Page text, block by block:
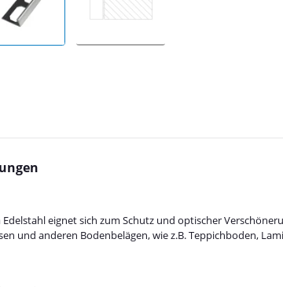
eignet sich zum Schutz und optischer
und anderen Bodenbelägen, wie z.B. Teppichboden,